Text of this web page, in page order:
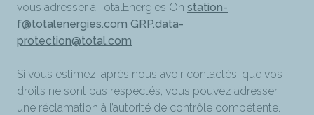
vous adresser à TotalEnergies On station-
f@totalenergies.com GRP.data-
protection@total.com
Si vous estimez, après nous avoir contactés, que vos
droits ne sont pas respectés, vous pouvez adresser
une réclamation à l’autorité de contrôle compétente.